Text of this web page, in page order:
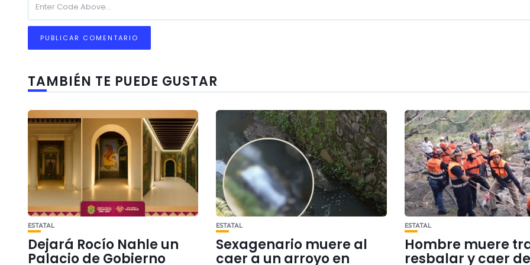
TAMBIÉN TE PUEDE GUSTAR
ESTATAL
Dejará Rocío Nahle un
Palacio de Gobierno
ESTATAL
Sexagenario muere al
caer a un arroyo en
ESTATAL
Hombre muere
resbalar y caer de